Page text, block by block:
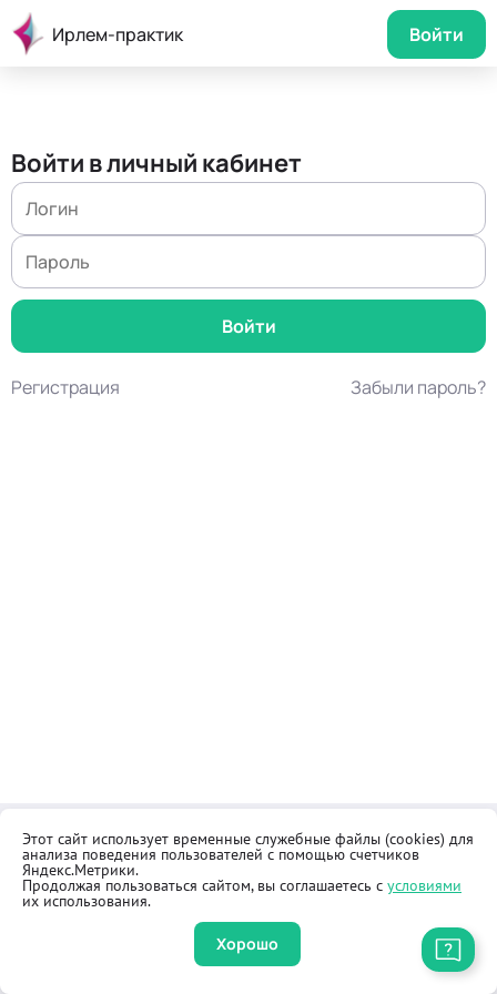
Ирлем-практик Войти
Войти в личный кабинет
Регистрация Забыли пароль?
Контакты
Как купить
Общественная приёмная
Реквизиты
Оферта
Правила продажи товаров
Этот сайт использует временные служебные файлы (cookies) для
анализа поведения пользователей с помощью счетчиков
Яндекс.Метрики.
Продолжая пользоваться сайтом, вы соглашаетесь с условиями
их использования.
Хорошо